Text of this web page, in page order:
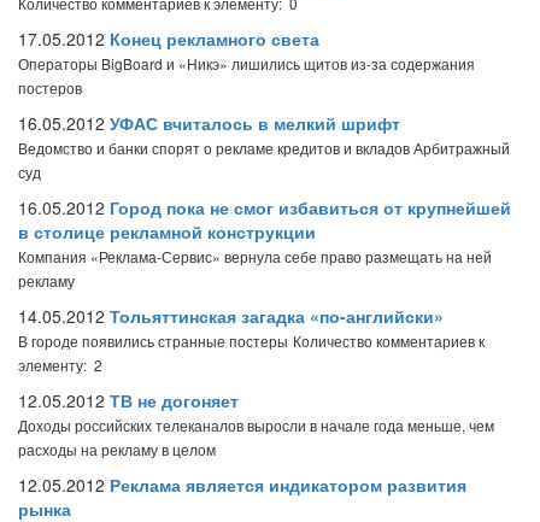
17.05.2012 Конец рекламного света
Операторы BigBoard и «Никэ» лишились щитов из-за содержания
постеров
16.05.2012 УФАС вчиталось в мелкий шрифт
Ведомство и банки спорят о рекламе кредитов и вкладов Арбитражный
суд
16.05.2012 Город пока не смог избавиться от крупнейшей
в столице рекламной конструкции
Компания «Реклама-Сервис» вернула себе право размещать на ней
рекламу
14.05.2012 Тольяттинская загадка «по-английски»
В городе появились странные постеры Количество комментариев к
элементу: 2
12.05.2012 ТВ не догоняет
Доходы российских телеканалов выросли в начале года меньше, чем
расходы на рекламу в целом
12.05.2012 Реклама является индикатором развития
рынка